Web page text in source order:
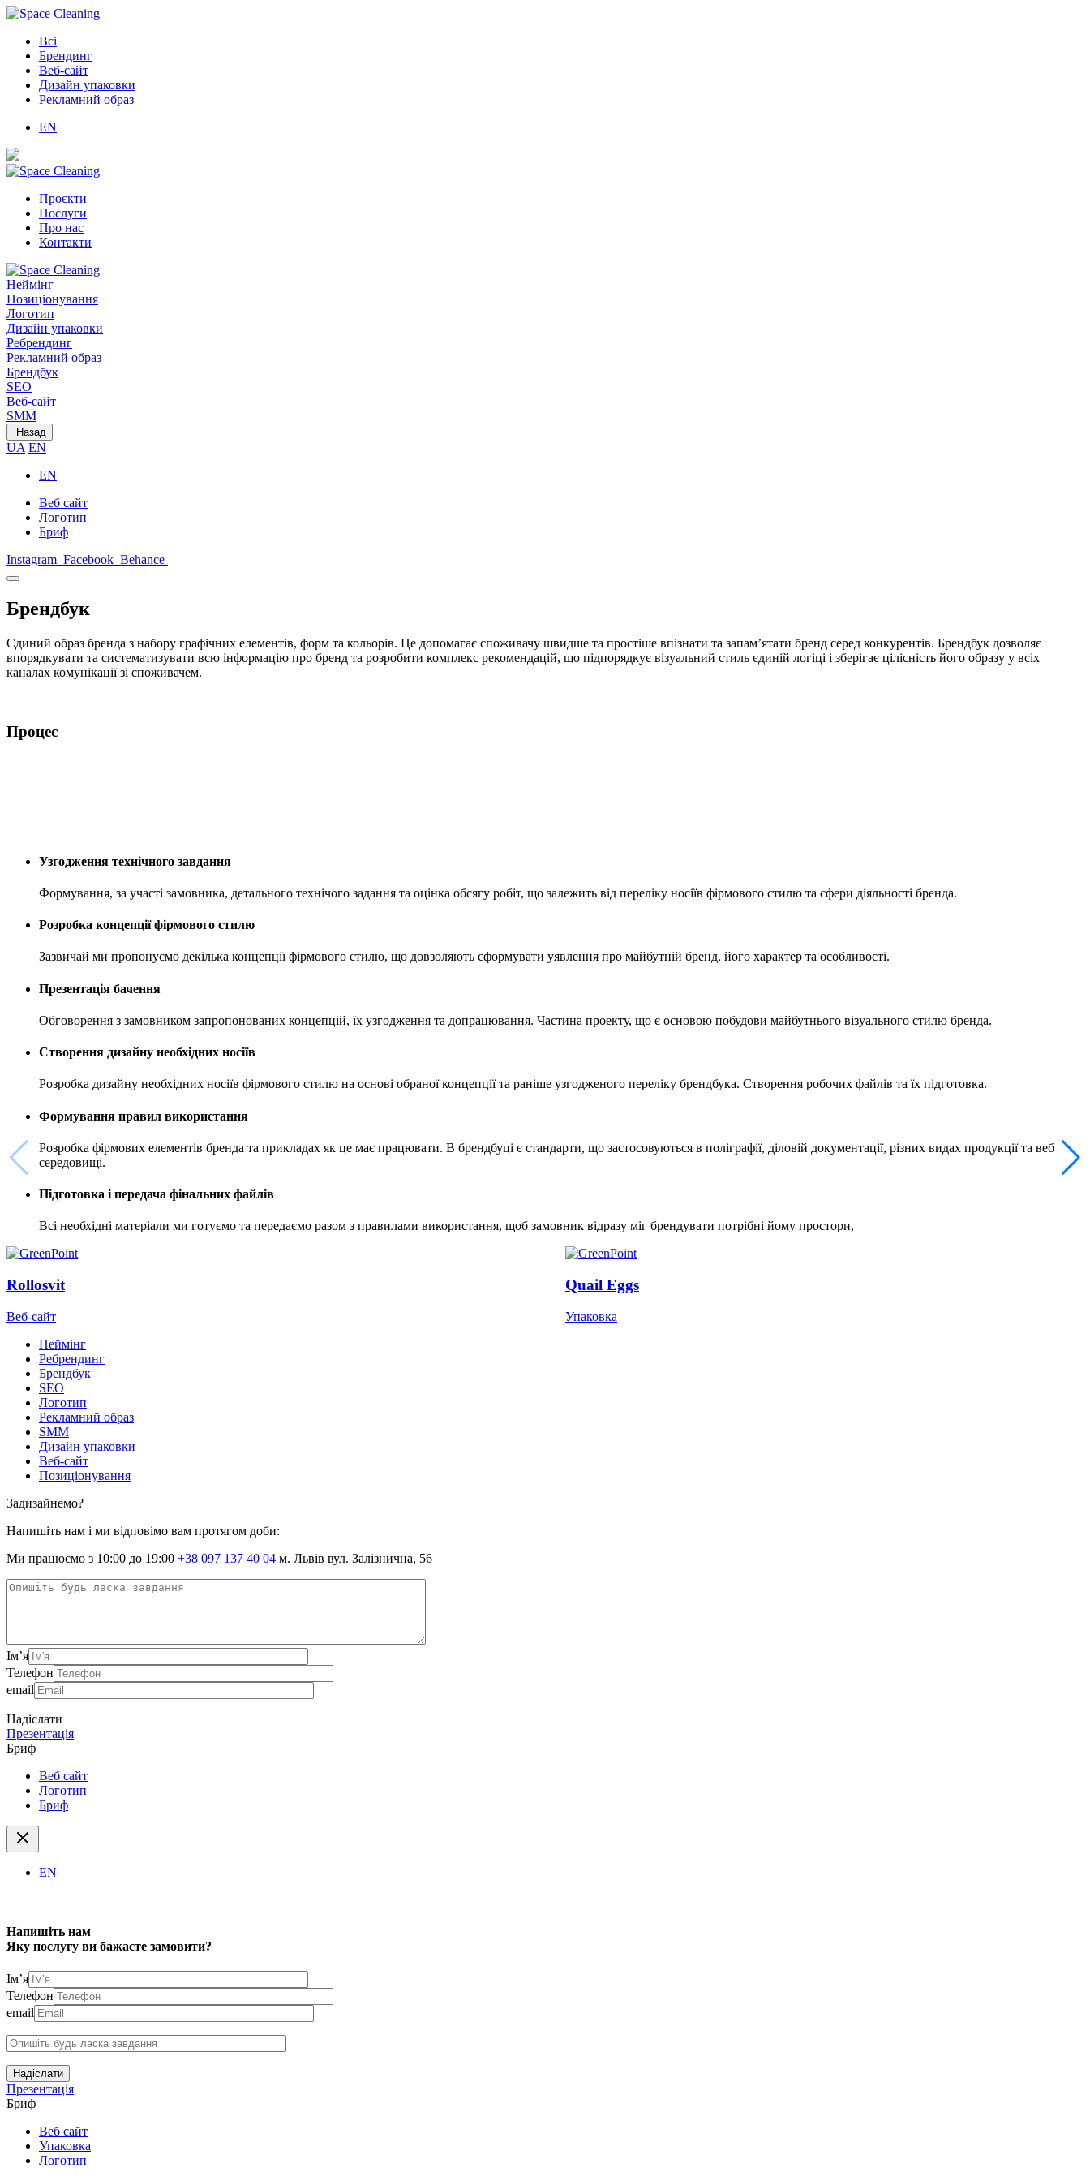
Всі
Брендинг
Веб-сайт
Дизайн упаковки
Рекламний образ
EN
Проєкти
Послуги
Про нас
Контакти
Неймінг
Позиціонування
Логотип
Дизайн упаковки
Ребрендинг
Рекламний образ
Брендбук
SEO
Веб-сайт
SMM
Назад
UA EN
EN
Веб сайт
Логотип
Бриф
Instagram Facebook Behance
Брендбук
Єдиний образ бренда з набору графічних елементів, форм та кольорів. Це допомагає споживачу швидше та простіше впізнати та запам’ятати бренд серед конкурентів. Брендбук дозволяє
впорядкувати та систематизувати всю інформацію про бренд та розробити комплекс рекомендацій, що підпорядкує візуальний стиль єдиній логіці і зберігає цілісність його образу у всіх
каналах комунікації зі споживачем.
Процес
Узгодження технічного завдання
Формування, за участі замовника, детального технічого задання та оцінка обсягу робіт, що залежить від переліку носіїв фірмового стилю та сфери діяльності бренда.
Розробка концепції фірмового стилю
Зазвичай ми пропонуємо декілька концепції фірмового стилю, що довзоляють сформувати уявлення про майбутній бренд, його характер та особливості.
Презентація бачення
Обговорення з замовником запропонованих концепцій, їх узгодження та допрацювання. Частина проекту, що є основою побудови майбутнього візуального стилю бренда.
Створення дизайну необхідних носіїв
Розробка дизайну необхідних носіїв фірмового стилю на основі обраної концепції та раніше узгодженого переліку брендбука. Створення робочих файлів та їх підготовка.
Формування правил використання
Розробка фірмових елементів бренда та прикладах як це має працювати. В брендбуці є стандарти, що застосовуються в поліграфії, діловій документації, різних видах продукції та веб
середовищі.
Підготовка і передача фінальних файлів
Всі необхідні матеріали ми готуємо та передаємо разом з правилами використання, щоб замовник відразу міг брендувати потрібні йому простори,
Rollosvit
Веб-сайт
Quail Eggs
Упаковка
Неймінг
Ребрендинг
Брендбук
SEO
Логотип
Рекламний образ
SMM
Дизайн упаковки
Веб-сайт
Позиціонування
Задизайнемо?
Напишіть нам і ми відповімо вам протягом доби:
Ми працюємо з 10:00 до 19:00 +38 097 137 40 04 м. Львів вул. Залізнична, 56
Ім’я
Телефон
email
Надіслати
Презентація
Бриф
Веб сайт
Логотип
Бриф
EN
Напишіть нам
Яку послугу ви бажаєте замовити?
Ім’я
Телефон
email
Надіслати
Презентація
Бриф
Веб сайт
Упаковка
Логотип